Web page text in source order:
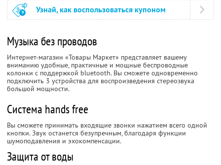
Узнай, как воспользоваться купоном
Музыка без проводов
Интернет-магазин «Товары Маркет» представляет вашему
вниманию удобные, практичные и мощные беспроводные
колонки с поддержкой bluеtooth. Вы сможете одновременно
подключить 3 устройства для воспроизведения стереозвука
большой мощности.
Система hands free
Вы сможете принимать входящие звонки нажатием всего одной
кнопки. Звук останется безупречным, благодаря функции
шумоподавления и эхокомпенсации.
Защита от воды